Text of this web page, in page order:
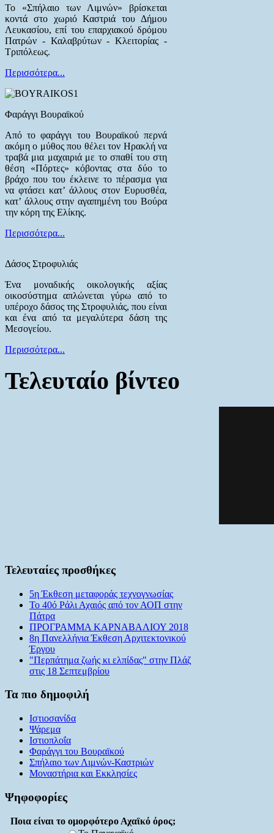
Το «Σπήλαιο των Λιμνών» βρίσκεται
κοντά στο χωριό Καστριά του Δήμου
Λευκασίου, επί του επαρχιακού δρόμου
Πατρών - Καλαβρύτων - Κλειτορίας -
Τριπόλεως.
Περισσότερα...
Φαράγγι Βουραϊκού
Από το φαράγγι του Βουραϊκού περνά
ακόμη ο μύθος που θέλει τον Ηρακλή να
τραβά μια μαχαιριά με το σπαθί του στη
θέση «Πόρτες» κόβοντας στα δύο το
βράχο που του έκλεινε το πέρασμα για
να φτάσει κατ’ άλλους στον Ευρυσθέα,
κατ’ άλλους στην αγαπημένη του Βούρα
την κόρη της Ελίκης.
Περισσότερα...
Δάσος Στροφυλιάς
Ένα μοναδικής οικολογικής αξίας
οικοσύστημα απλώνεται γύρω από το
υπέροχο δάσος της Στροφυλιάς, που είναι
και ένα από τα μεγαλύτερα δάση της
Μεσογείου.
Περισσότερα...
Τελευταίο βίντεο
Τελευταίες προσθήκες
5η Έκθεση μεταφοράς τεχνογνωσίας
Το 40ό Ράλι Αχαιός από τον ΑΟΠ στην
Πάτρα
ΠΡΟΓΡΑΜΜΑ ΚΑΡΝΑΒΑΛΙΟΥ 2018
8η Πανελλήνια Έκθεση Αρχιτεκτονικού
Έργου
"Περπάτημα ζωής κι ελπίδας" στην Πλάζ
στις 18 Σεπτεμβρίου
Τα πιο δημοφιλή
Ιστιοσανίδα
Ψάρεμα
Ιστιοπλοΐα
Φαράγγι του Βουραϊκού
Σπήλαιο των Λιμνών-Καστριών
Μοναστήρια και Εκκλησίες
Ψηφοφορίες
Ποια είναι το ομορφότερο Αχαϊκό όρος;